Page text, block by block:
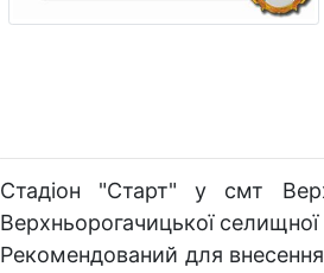
Стадіон "Старт" у смт
Верхньорогачицької
Рекомендований для